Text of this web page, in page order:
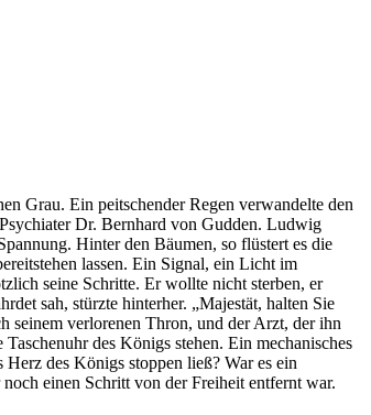
Grau. Ein peitschender Regen verwandelte den
Dr. Bernhard von Gudden. Ludwig
Hinter den Bäumen, so flüstert es die
lassen. Ein Signal, ein Licht im
seine Schritte. Er wollte nicht sterben, er
sah, stürzte hinterher. „Majestät, halten Sie
seinem verlorenen Thron, und der Arzt, der ihn
des Königs stehen. Ein mechanisches
des Königs stoppen ließ? War es ein
einen Schritt von der Freiheit entfernt war.